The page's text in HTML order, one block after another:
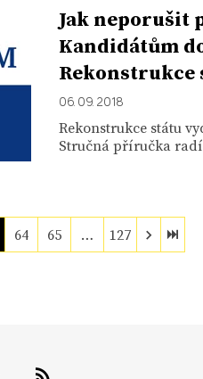
Jak neporušit
Kandidátům
Rekonstrukce
06. 09. 2018
Rekonstrukce státu
Stručná příručka
64 65 … 127